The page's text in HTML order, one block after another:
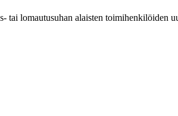
tai lomautusuhan alaisten toimihenkilöiden